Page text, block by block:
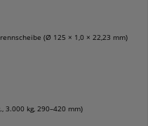
(Ø 125 × 1,0 × 22,23 mm)
3.000 kg, 290–420 mm)